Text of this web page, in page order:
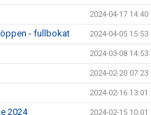
2024-04-17 14:40
- fullbokat 2024-04-05 15:53
2024-03-08 14:53
2024-02-20 07:23
2024-02-16 13:01
2024 2024-02-15 10:01